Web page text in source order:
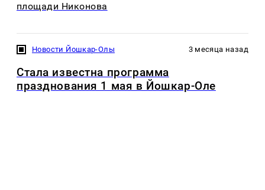
площади Никонова
Новости Йошкар-Олы 3 месяца назад
Стала известна программа
празднования 1 мая в Йошкар-Оле